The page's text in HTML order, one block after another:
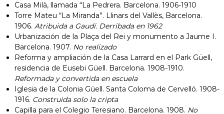
Casa Milà, llamada “La Pedrera. Barcelona. 1906-1910
Torre Mateu “La Miranda”. Llinars del Vallès, Barcelona.
1906. Atribuida a Gaudí. Derribada en 1962
Urbanización de la Plaça del Rei y monumento a Jaume I.
Barcelona. 1907. No realizado
Reforma y ampliación de la Casa Larrard en el Park Güell,
residencia de Eusebi Güell. Barcelona. 1908-1910.
Reformada y convertida en escuela
Iglesia de la Colonia Güell. Santa Coloma de Cervelló. 1908-
1916. Construida solo la cripta
Capilla para el Colegio Teresiano. Barcelona. 1908. No